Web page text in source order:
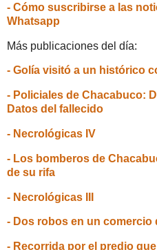
- Cómo suscribirse a las
Whatsapp
Más publicaciones del día:
- Golía visitó a un histórico
- Policiales de Chacabuco:
Datos del fallecido
- Necrológicas IV
- Los bomberos de
de su rifa
- Necrológicas III
- Dos robos en un comercio
- Recorrida por el predio